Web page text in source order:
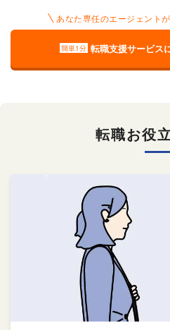
あなた専任のエージェント
簡単1分 転職支援サービス
転職お役